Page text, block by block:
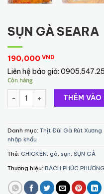
SỤN GÀ SEARA
190,000 VND
Liên hệ báo giá:
Còn hàng
SỤN GÀ SEARA số lượng
THÊM
Danh mục: Thịt Đùi Gà Rút
nhập khẩu
Thẻ: CHICKEN, gà, sụn, SỤN GÀ
Thương hiệu: BÁCH PHÚC PHƯƠNG